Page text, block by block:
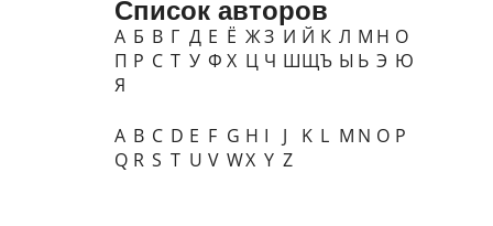
Список авторов
А Б В Г Д Е Ё ЖЗ И Й К Л М Н О
П Р С Т У Ф Х Ц Ч ШЩЪ Ы Ь Э Ю
Я
A B C D E F G H I J K L M N O P
Q R S T U V WX Y Z